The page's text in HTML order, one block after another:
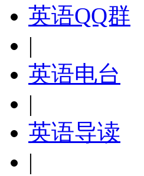
英语QQ群
|
英语电台
|
英语导读
|